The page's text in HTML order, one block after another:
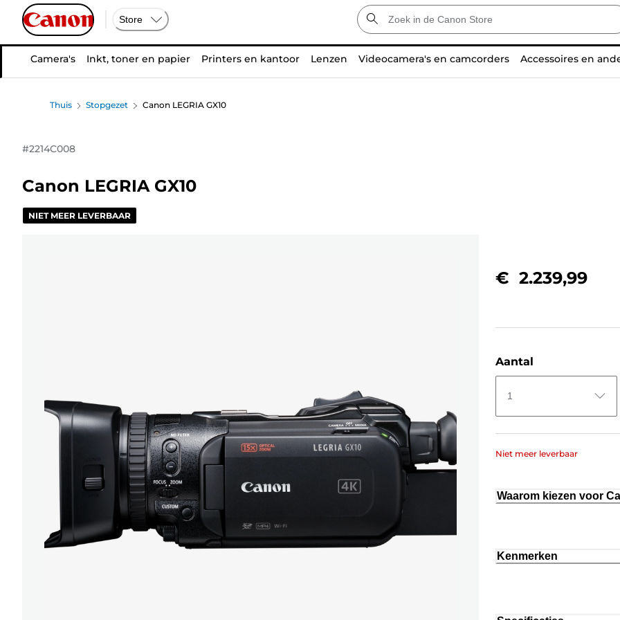
Store
Camera's Inkt, toner en papier Printers en kantoor Lenzen Videocamera's en camcorders Accessoires en
Thuis Stopgezet Canon LEGRIA GX10
#2214C008
Canon LEGRIA GX10
NIET MEER LEVERBAAR
€ 2.239,99
Aantal
1
Niet meer leverbaar
Waarom kiezen voor
Kenmerken